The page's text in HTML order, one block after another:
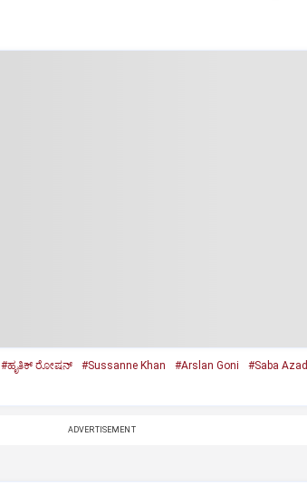
#ಹೃತಿಕ್‌ ರೋಷನ್‌ #Sussanne Khan #Arslan Goni #Saba Azad
ADVERTISEMENT